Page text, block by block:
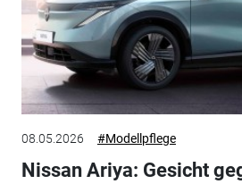
08.05.2026 #Modellpflege
Nissan Ariya: Gesicht